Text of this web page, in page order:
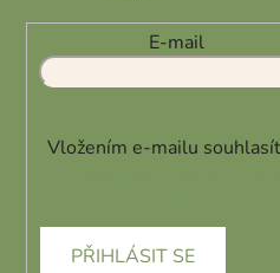
E-mail
Vložením e-mailu
PŘIHLÁSIT SE